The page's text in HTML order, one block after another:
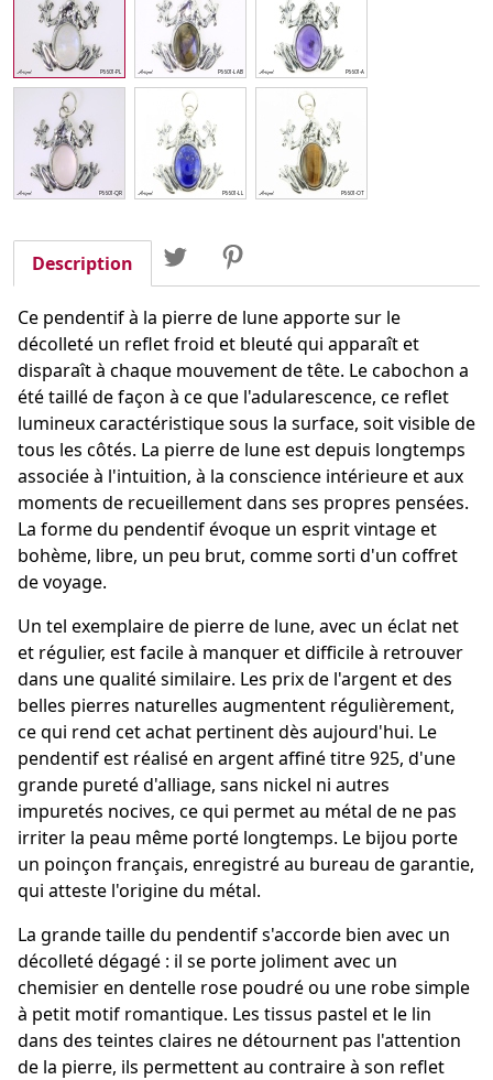
Partager Partager Tweet
Description
Ce pendentif à la pierre de lune apporte sur le
décolleté un reflet froid et bleuté qui apparaît et
disparaît à chaque mouvement de tête. Le cabochon a
été taillé de façon à ce que l'adularescence, ce reflet
lumineux caractéristique sous la surface, soit visible de
tous les côtés. La pierre de lune est depuis longtemps
associée à l'intuition, à la conscience intérieure et aux
moments de recueillement dans ses propres pensées.
La forme du pendentif évoque un esprit vintage et
bohème, libre, un peu brut, comme sorti d'un coffret
de voyage.
Un tel exemplaire de pierre de lune, avec un éclat net
et régulier, est facile à manquer et difficile à retrouver
dans une qualité similaire. Les prix de l'argent et des
belles pierres naturelles augmentent régulièrement,
ce qui rend cet achat pertinent dès aujourd'hui. Le
pendentif est réalisé en argent affiné titre 925, d'une
grande pureté d'alliage, sans nickel ni autres
impuretés nocives, ce qui permet au métal de ne pas
irriter la peau même porté longtemps. Le bijou porte
un poinçon français, enregistré au bureau de garantie,
qui atteste l'origine du métal.
La grande taille du pendentif s'accorde bien avec un
décolleté dégagé : il se porte joliment avec un
chemisier en dentelle rose poudré ou une robe simple
à petit motif romantique. Les tissus pastel et le lin
dans des teintes claires ne détournent pas l'attention
de la pierre, ils permettent au contraire à son reflet